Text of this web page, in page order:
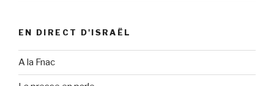
EN DIRECT D'ISRAËL
A la Fnac